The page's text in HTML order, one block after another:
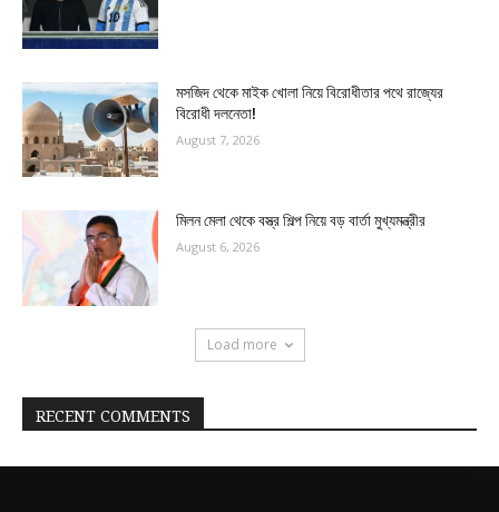
মসজিদ থেকে মাইক খোলা নিয়ে বিরোধীতার পথে রাজ্যের
বিরোধী দলনেতা!
August 7, 2026
মিলন মেলা থেকে বস্ত্র শিল্প নিয়ে বড় বার্তা মুখ্যমন্ত্রীর
August 6, 2026
Load more
RECENT COMMENTS